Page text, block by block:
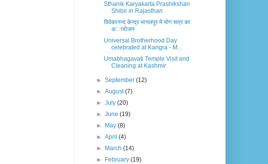
Sthanik Karyakarta Prashikshan
Shibir in Rajasthan
विवेकानन्द केन्द्र भागलपुर में योग सत्र का
अायोजन
Universal Brotherhood Day
celebrated at Kangra - M...
Umabhagavati Temple Visit and
Cleaning at Kashmir
►September(12)
►August(7)
►July(20)
►June(19)
►
May(8)
►April(4)
►
March(14)
►
February(19)